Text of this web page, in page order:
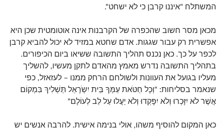
המשתלח "איננו קרבן כי לא ישחט".
מכאן מסר חשוב שהכפרה של הקרבנות אינה אוטומטית שכן היא
אפשרית רק עבור שגגות. אדם שחטא במזיד לא יכול להביא קרבן
לכפר על כך. כאן נכנס תהליך התשובה ששיאו ביום הכיפורים.
בתהליך התשובה נדרש מאמץ מהאדם לתקן מעשיו, להשליך
מעליו בגועל את העוונות ולשולחם הרחק ממנו – לעזאזל, כפי
שנאמר בסליחות: "וְכָל חַטֹּאת עַמְּךָ בֵּית יִשְֹרָאֵל תַּשְׁלִיךְ בִּמְקוֹם
אֲשֶׁר לֹא יִזָּכְרוּ וְלֹא יִפָּקְדוּ וְלֹא יַעֲלוּ עַל לֵב לְעוֹלָם"
כאן המקום להוסיף משהו, אולי בנימה אישית. להרבה אנשים יש